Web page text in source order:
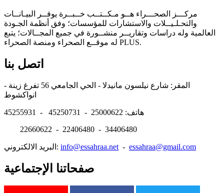
مركـــز الصحـــراء هــو مـكــتــب خــبــرة يوفــر البيـانــات
والتحـلـيــلات والاستشارات للمؤسسات؛ وفق أنظمة الجـودة
العالمية وله دراسات وتقاريــر منشــورة في جميع المجــالات؛ يتبع
له موقــع الصحراء ومنصة الصحراء PLUS.
اتصل بنا
المقر: شارع نيلسون مانيدلا - الحي الجامعي 56 تفرغ زينة -
هاتف: 25000622 - 45250731 - 45255931
22660622 - 22406480 - 34406480
البريد الالكتروني: info@essahraa.net- essahraa@gmail.com
صفحاتنا الإجتماعية